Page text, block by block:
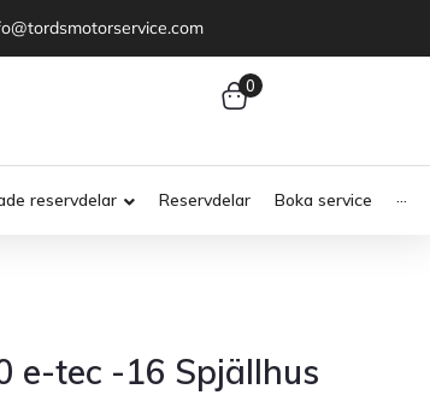
0
reservdelar Reservdelar Boka service ···
e-tec -16 Spjällhus